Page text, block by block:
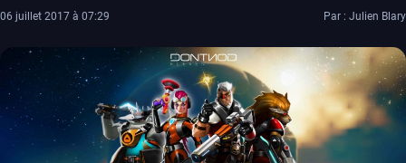
06 juillet 2017 à 07:29 Par : Julien Blary